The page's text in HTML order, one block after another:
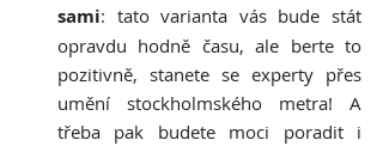
sami: tato varianta vás bude stát
opravdu hodně času, ale berte to
pozitivně, stanete se experty přes
umění stockholmského metra! A
třeba pak budete moci poradit i